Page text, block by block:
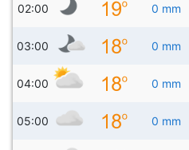
02:00 0 mm
03:00 0 mm
04:00 0 mm
05:00 0 mm